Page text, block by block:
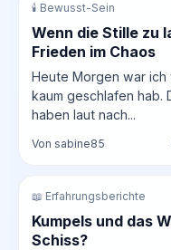
🕯️ Bewusst-Sein
Wenn die Stille zu
Frieden im Chaos
Heute Morgen war
kaum geschlafen hab.
haben laut nach...
Von sabine85
📖 Erfahrungsberichte
Kumpels und das
Schiss?